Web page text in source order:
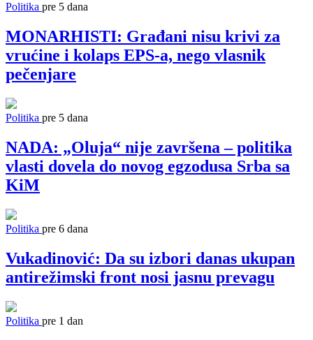
Politika pre 5 dana
MONARHISTI: Građani nisu krivi za
vrućine i kolaps EPS-a, nego vlasnik
pečenjare
Politika pre 5 dana
NADA: „Oluja“ nije završena – politika
vlasti dovela do novog egzodusa Srba sa
KiM
Politika pre 6 dana
Vukadinović: Da su izbori danas ukupan
antirežimski front nosi jasnu prevagu
Politika pre 1 dan